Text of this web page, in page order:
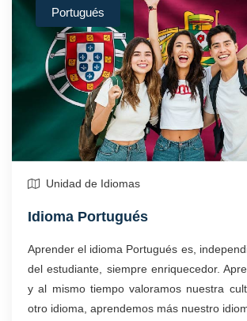
Portugués
Unidad de Idiomas
Idioma Portugués
Aprender el idioma Portugués es,
del estudiante, siempre enriquecedor.
y al mismo tiempo valoramos nuestra
otro idioma, aprendemos más nuestro